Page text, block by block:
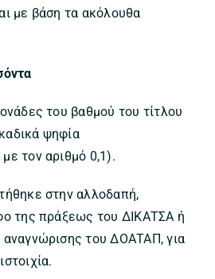
με βάση τα ακόλουθα
του βαθμού του τίτλου
ψηφία
τον αριθμό 0,1).
στην αλλοδαπή,
της πράξεως του ΔΙΚΑΤΣΑ ή
αναγνώρισης του ΔΟΑΤΑΠ, για